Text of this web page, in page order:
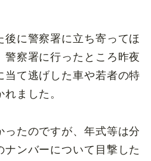
後に警察署に立ち寄ってほ
警察署に行ったところ昨夜
当て逃げした車や若者の特
ました。
ったのですが、年式等は分
ンバーについて目撃した